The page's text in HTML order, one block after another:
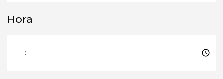
Hora